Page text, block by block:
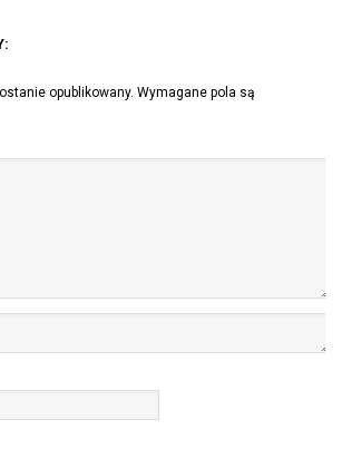
opublikowany. Wymagane pola są